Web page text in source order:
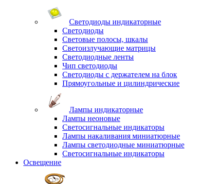
Светодиоды индикаторные
Светодиоды
Световые полосы, шкалы
Светоизлучающие матрицы
Светодиодные ленты
Чип светодиоды
Светодиоды с держателем на блок
Прямоугольные и цилиндрические
Лампы индикаторные
Лампы неоновые
Светосигнальные индикаторы
Лампы накаливания миниатюрные
Лампы светодиодные миниатюрные
Светосигнальные индикаторы
Освещение